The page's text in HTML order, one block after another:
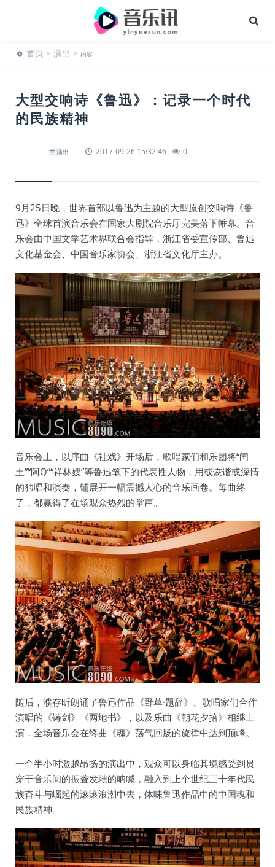
首页 > 演出 > 内容
大型交响诗《鲁迅》：记录一个时代
的民族精神
演出 2017-09-26 15:32:46 0
9月25日晚，世界首部以鲁迅为主题的大型原创交响诗《鲁
迅》全球首演音乐会在国家大剧院音乐厅完美落下帷幕。音
乐会由中国文学艺术界联合会指导，浙江省委宣传部、鲁迅
文化基金会、中国音乐家协会、浙江省文化厅主办。
音乐会上，以序曲《社戏》开场后，歌唱家们和乐团将“闰
土”“阿Q”“祥林嫂”等鲁迅笔下的代表性人物，用或诙谐或深情
的独唱和演奏，铺展开一幅震撼人心的音乐画卷。每曲终
了，都赢得了在场观众热烈的掌声。
随后，濮存昕朗诵了鲁迅作品《野草·题辞》、歌唱家们合作
演唱的《铸剑》《两地书》，以及乐曲《朝花夕拾》相继上
演，全场音乐会在终曲《魂》荡气回肠的旋律中达到顶峰。
一个半小时激越昂扬的演出中，观众可以身临其境感受到贯
穿于音乐间的振聋发聩的呐喊，融入到上个世纪三十年代民
族奋斗与崛起的滚滚浪潮中去，体味鲁迅作品中的中国魂和
民族精神。